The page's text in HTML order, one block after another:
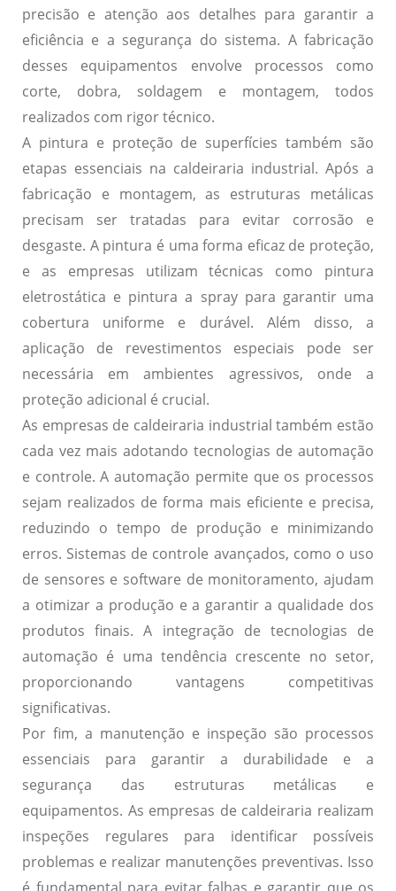
precisão e atenção aos detalhes para garantir a
eficiência e a segurança do sistema. A fabricação
desses equipamentos envolve processos como
corte, dobra, soldagem e montagem, todos
realizados com rigor técnico.
A pintura e proteção de superfícies também são
etapas essenciais na caldeiraria industrial. Após a
fabricação e montagem, as estruturas metálicas
precisam ser tratadas para evitar corrosão e
desgaste. A pintura é uma forma eficaz de proteção,
e as empresas utilizam técnicas como pintura
eletrostática e pintura a spray para garantir uma
cobertura uniforme e durável. Além disso, a
aplicação de revestimentos especiais pode ser
necessária em ambientes agressivos, onde a
proteção adicional é crucial.
As empresas de caldeiraria industrial também estão
cada vez mais adotando tecnologias de automação
e controle. A automação permite que os processos
sejam realizados de forma mais eficiente e precisa,
reduzindo o tempo de produção e minimizando
erros. Sistemas de controle avançados, como o uso
de sensores e software de monitoramento, ajudam
a otimizar a produção e a garantir a qualidade dos
produtos finais. A integração de tecnologias de
automação é uma tendência crescente no setor,
proporcionando vantagens competitivas
significativas.
Por fim, a manutenção e inspeção são processos
essenciais para garantir a durabilidade e a
segurança das estruturas metálicas e
equipamentos. As empresas de caldeiraria realizam
inspeções regulares para identificar possíveis
problemas e realizar manutenções preventivas. Isso